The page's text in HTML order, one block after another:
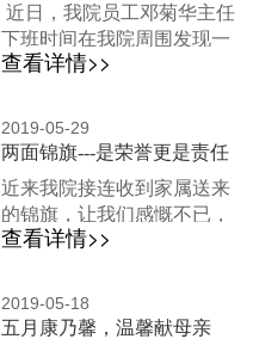
也让在场的爷爷奶奶们纷纷
鼓掌。表演节目如下所示：
到场的爷爷奶奶们都开心
近日，我院员工邓菊华主任
下班时间在我院周围发现一
老人独自走在路边，于是上
在外不知如何回家，遂将老
人收留，并及时帮忙联系其
人送到家属身边。其家属得
知情况后，对邓主任的友善
行为表达了最诚挚的感谢，
谢，对我院员工道德品质之
高表达了敬意。并且，为了
查看详情>>
2019-05-29
两面锦旗---是荣誉更是责任
近来我院接连收到家属送来
的锦旗，让我们感慨不已，
这既是对我院工作的一种肯
督促，鼓舞着我们朝着更好
的方向而努力。其中的一面
查看详情>>
2019-05-18
五月康乃馨，温馨献母亲